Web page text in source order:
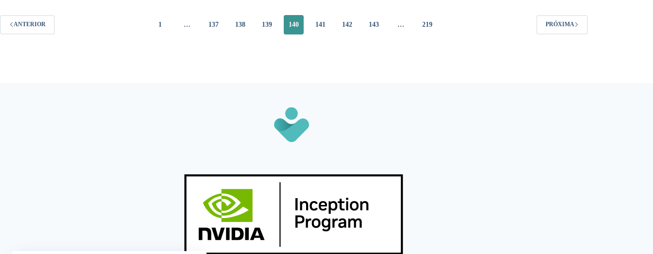
ANTERIOR 1 … 137 138 139 140 141 142 143 … 219 PRÓXIMA